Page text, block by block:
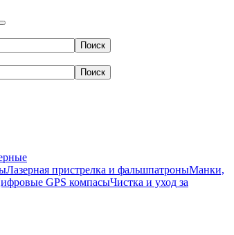
Лазерная пристрелка и фальшпатроныМанки,
GPS компасыЧистка и уход за